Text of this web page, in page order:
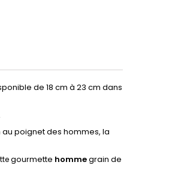
de 18 cm à 23 cm dans
poignet des hommes, la
gourmette hommegrain de